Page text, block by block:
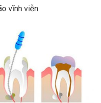
vĩnh viễn.